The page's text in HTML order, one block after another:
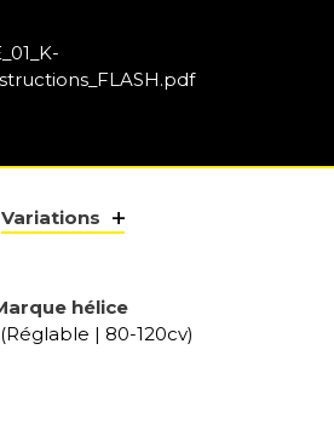
Variations
hélice
| 80-120cv)